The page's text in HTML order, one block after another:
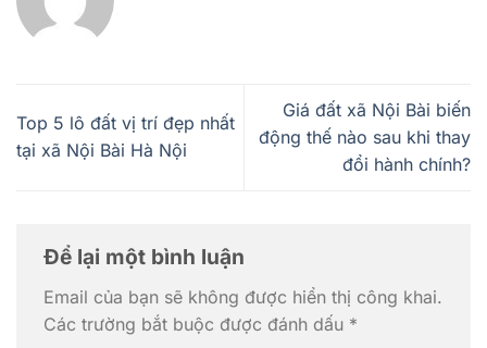
Top 5 lô đất vị trí đẹp nhất
tại xã Nội Bài Hà Nội
Giá đất xã Nội Bài biến
động thế nào sau khi thay
đổi hành chính?
Để lại một bình luận
Email của bạn sẽ không được hiển thị công khai.
Các trường bắt buộc được đánh dấu *